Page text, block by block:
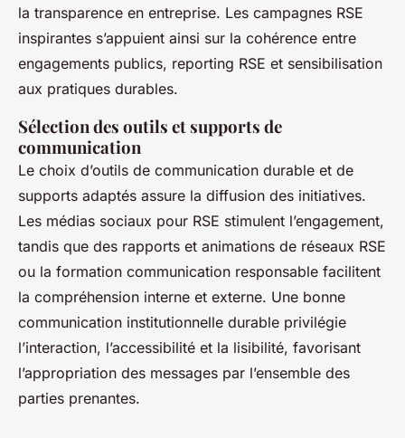
la transparence en entreprise. Les campagnes RSE
inspirantes s’appuient ainsi sur la cohérence entre
engagements publics, reporting RSE et sensibilisation
aux pratiques durables.
Sélection des outils et supports de
communication
Le choix d’outils de communication durable et de
supports adaptés assure la diffusion des initiatives.
Les médias sociaux pour RSE stimulent l’engagement,
tandis que des rapports et animations de réseaux RSE
ou la formation communication responsable facilitent
la compréhension interne et externe. Une bonne
communication institutionnelle durable privilégie
l’interaction, l’accessibilité et la lisibilité, favorisant
l’appropriation des messages par l’ensemble des
parties prenantes.